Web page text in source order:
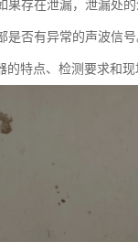
存在泄漏，泄漏处
否有异常的声波信
特点、检测要求和现